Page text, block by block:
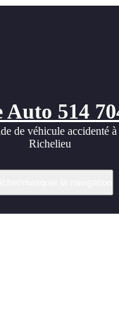
Auto 514
de véhicule accidenté à
Richelieu